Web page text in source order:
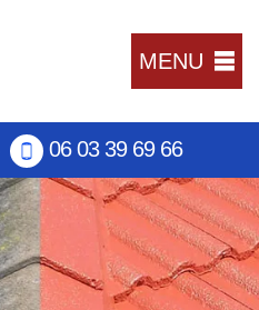
MENU
06 03 39 69 66